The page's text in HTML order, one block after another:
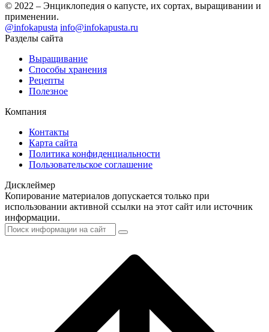
© 2022 – Энциклопедия о капусте, их сортах, выращивании и
применении.
@infokapusta info@infokapusta.ru
Разделы сайта
Выращивание
Способы хранения
Рецепты
Полезное
Компания
Контакты
Карта сайта
Политика конфиденциальности
Пользовательское соглашение
Дисклеймер
Копирование материалов допускается только при
использовании активной ссылки на этот сайт или источник
информации.